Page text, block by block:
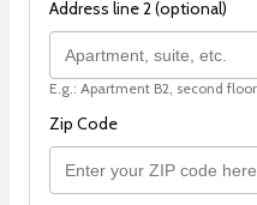
Address line 2 (optional)
E.g.: Apartment B2, second
Zip Code